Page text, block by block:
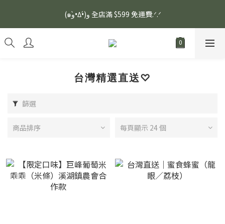
安眠熟睡、穩定血壓、瞓醒精神更集中🌿ASONE GABA TEA 如一
舒眠茶（15入）｜優質養生高山茶
(๑و•̀Δ•́)و 全店滿 $599 免運費.ᐟ.ᐟ
安眠熟睡、穩定血壓、瞓醒精神更集中🌿ASONE GABA TEA 如一
舒眠茶（15入）｜優質養生高山茶
台灣精選直送♡
篩選
商品排序 每頁顯示 24 個